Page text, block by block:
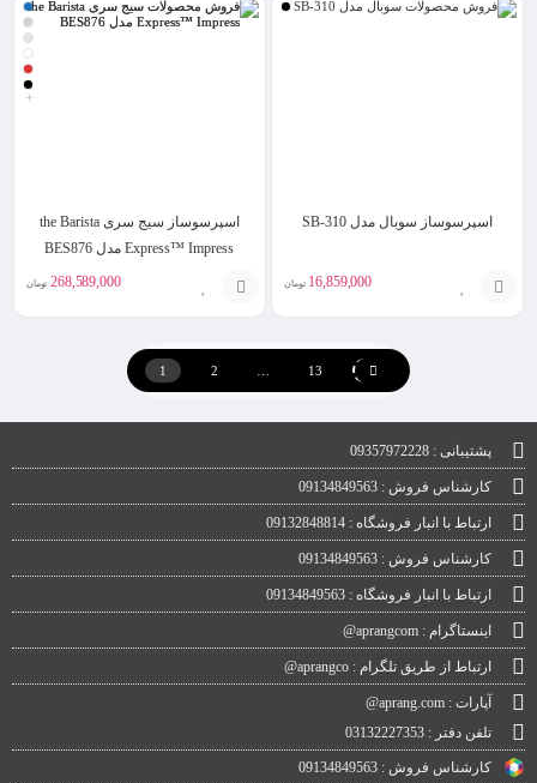
به
گزینه
اسپرسوساز سوبال مدل SB-310
16,859,000 تومان
+
اسپرسوساز سیج سری the Barista
Express™ Impress مدل BES876
268,589,000 تومان
1 2 13
پشتیبانی : 09357972228
کارشناس فروش : 09134849563
ارتباط با انبار فروشگاه : 09132848814
کارشناس فروش : 09134849563
ارتباط با انبار فروشگاه : 09134849563
اینستاگرام : aprangcom@
ارتباط از طریق تلگرام : aprangco@
آپارات : aprang.com@
تلفن دفتر : 03132227353
کارشناس فروش : 09134849563